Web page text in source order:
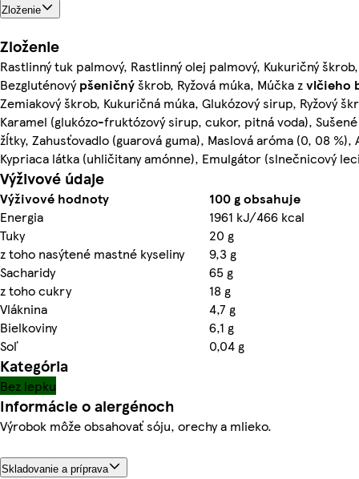
Zloženie
Zloženie
Rastlinný tuk palmový, Rastlinný olej palmový, Kukuričný
Bezgluténovýpšeničnýškrob, Ryžová múka, Múčka zvlčieho
Zemiakový škrob, Kukuričná múka, Glukózový sirup, Ryžový
Karamel (glukózo-fruktózový sirup, cukor, pitná voda),
žĺtky, Zahusťovadlo (guarová guma), Maslová aróma (0, 08 %),
Kypriaca látka (uhličitany amónne), Emulgátor (slnečnicový
Výživové údaje
Výživové hodnoty
100 g obsahuje
Energia
1961 kJ/466 kcal
Tuky
20 g
z toho nasýtené mastné kyseliny
9,3 g
Sacharidy
65 g
z toho cukry
18 g
Vláknina
4,7 g
Bielkoviny
6,1 g
Soľ
0,04 g
Kategória
Bez lepku
Informácie o alergénoch
Výrobok môže obsahovať sóju, orechy a mlieko.
Skladovanie a príprava